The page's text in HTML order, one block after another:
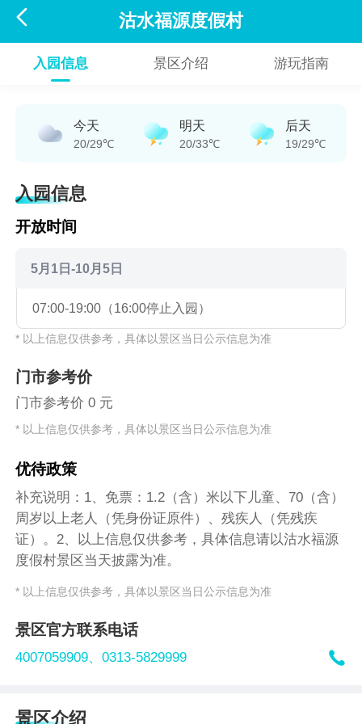
 沽水福源度假村
入园信息 景区介绍 游玩指南
今天
20/29℃
明天
20/33℃
后天
19/29℃
入园信息
开放时间
5月1日-10月5日
07:00-19:00（16:00停止入园）
* 以上信息仅供参考，具体以景区当日公示信息为准
门市参考价
门市参考价 0 元
* 以上信息仅供参考，具体以景区当日公示信息为准
优待政策
补充说明：1、免票：1.2（含）米以下儿童、70（含）
周岁以上老人（凭身份证原件）、残疾人（凭残疾
证）。2、以上信息仅供参考，具体信息请以沽水福源
度假村景区当天披露为准。
* 以上信息仅供参考，具体以景区当日公示信息为准
景区官方联系电话
4007059909、0313-5829999 
景区介绍